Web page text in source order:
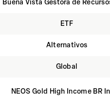
Buena Vista Gestora de
ETF
Alternativos
Global
NEOS Gold High Income BR